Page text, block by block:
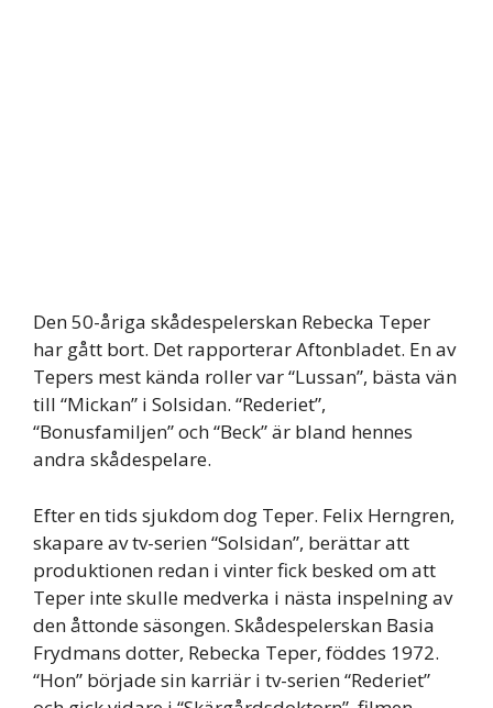
Den 50-åriga skådespelerskan Rebecka Teper
har gått bort. Det rapporterar Aftonbladet. En av
Tepers mest kända roller var “Lussan”, bästa vän
till “Mickan” i Solsidan. “Rederiet”,
“Bonusfamiljen” och “Beck” är bland hennes
andra skådespelare.
Efter en tids sjukdom dog Teper. Felix Herngren,
skapare av tv-serien “Solsidan”, berättar att
produktionen redan i vinter fick besked om att
Teper inte skulle medverka i nästa inspelning av
den åttonde säsongen. Skådespelerskan Basia
Frydmans dotter, Rebecka Teper, föddes 1972.
“Hon” började sin karriär i tv-serien “Rederiet”